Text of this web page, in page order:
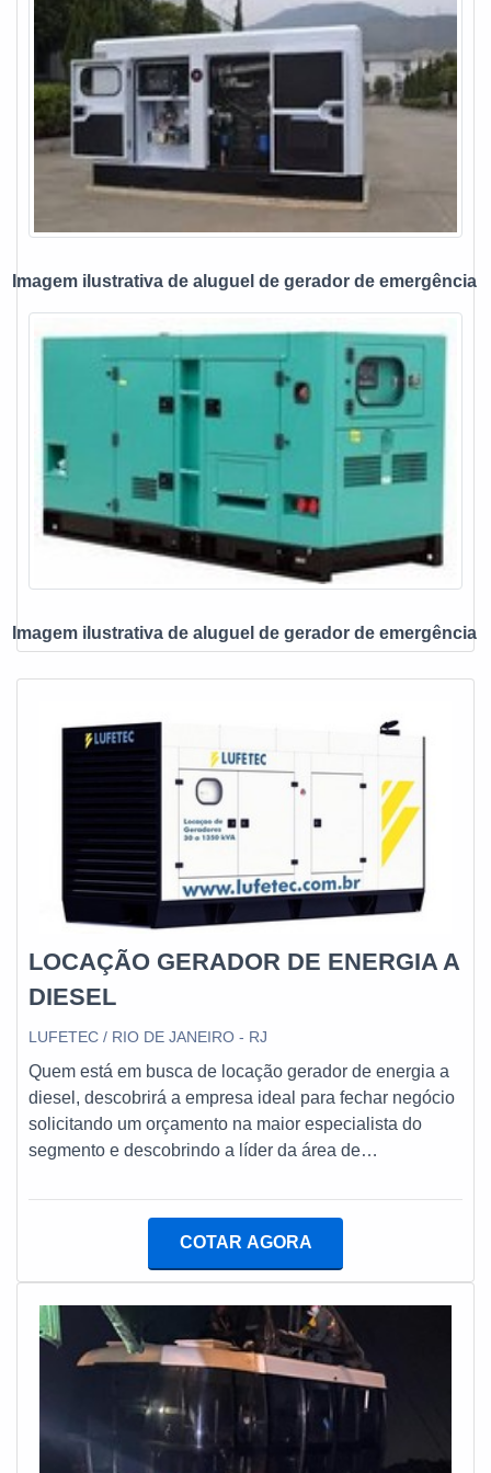
modelos e com base no orçamento de cada solicitante,
visando atender diversas necessidades. Assim, conte com
os serviços e produtos de alta qualidade que a MM
Geradores oferece para seus clientes desde 2011! A
empresa trabalha com dedicação e tem foco na satisfação
de todos que a buscam.
Imagem ilustrativa de aluguel de gerador de emergência
Imagem ilustrativa de aluguel de gerador de emergência
LOCAÇÃO GERADOR DE ENERGIA A
DIESEL
LUFETEC / RIO DE JANEIRO - RJ
Quem está em busca de locação gerador de energia a
diesel, descobrirá a empresa ideal para fechar negócio
solicitando um orçamento na maior especialista do
segmento e descobrindo a líder da área de
energia a diesel, com a Lufetec Engenharia & Energia o
MAIS SOBRE LOCAÇÃO GERADOR DE ENERGIA A
DIESELA Lufetec Engenharia & Energia objetiva seus
reforços em criar uma estrutura com escritório de alta
qualidade onde são realizadas as atividades e estrutura
suficiente para atender todas as demandas, tudo isso
para garantir que se tenha locação gerador de energia
a diesel com assertividade. Há muitas maneiras
eficientes de uma empresa demonstrar competência,
COTAR AGORA